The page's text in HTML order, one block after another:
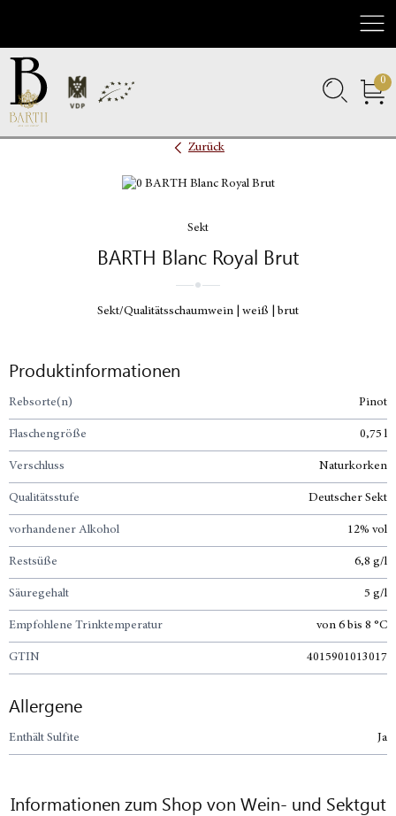
0
Zurück
Sekt
BARTH Blanc Royal Brut
Sekt/Qualitätsschaumwein weiß brut
Produktinformationen
Rebsorte(n) Pinot
Flaschengröße 0,75 l
Verschluss Naturkorken
Qualitätsstufe Deutscher Sekt
vorhandener Alkohol 12% vol
Restsüße 6,8 g/l
Säuregehalt 5 g/l
Empfohlene Trinktemperatur von 6 bis 8 °C
GTIN 4015901013017
Allergene
Enthält Sulfite Ja
Informationen zum Shop von Wein- und Sektgut